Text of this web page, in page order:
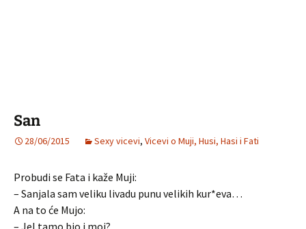
San
28/06/2015 Sexy vicevi, Vicevi o Muji, Husi, Hasi i Fati
Probudi se Fata i kaže Muji:
– Sanjala sam veliku livadu punu velikih kur*eva…
A na to će Mujo:
– Jel tamo bio i moj?